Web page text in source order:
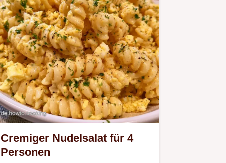
Cremiger Nudelsalat für 4
Personen